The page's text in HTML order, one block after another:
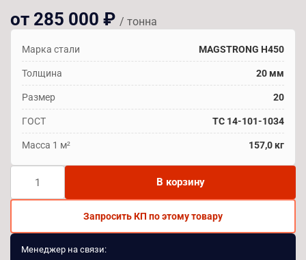
от 285 000 ₽ / тонна
Марка стали MAGSTRONG H450
Толщина 20 мм
Размер 20
ГОСТ TC 14-101-1034
Масса 1 м² 157,0 кг
H450
В корзину
Запросить КП по этому товару
Менеджер на связи: